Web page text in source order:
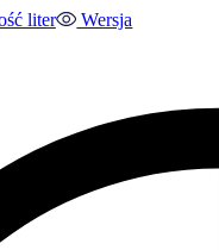
liter
Wersja